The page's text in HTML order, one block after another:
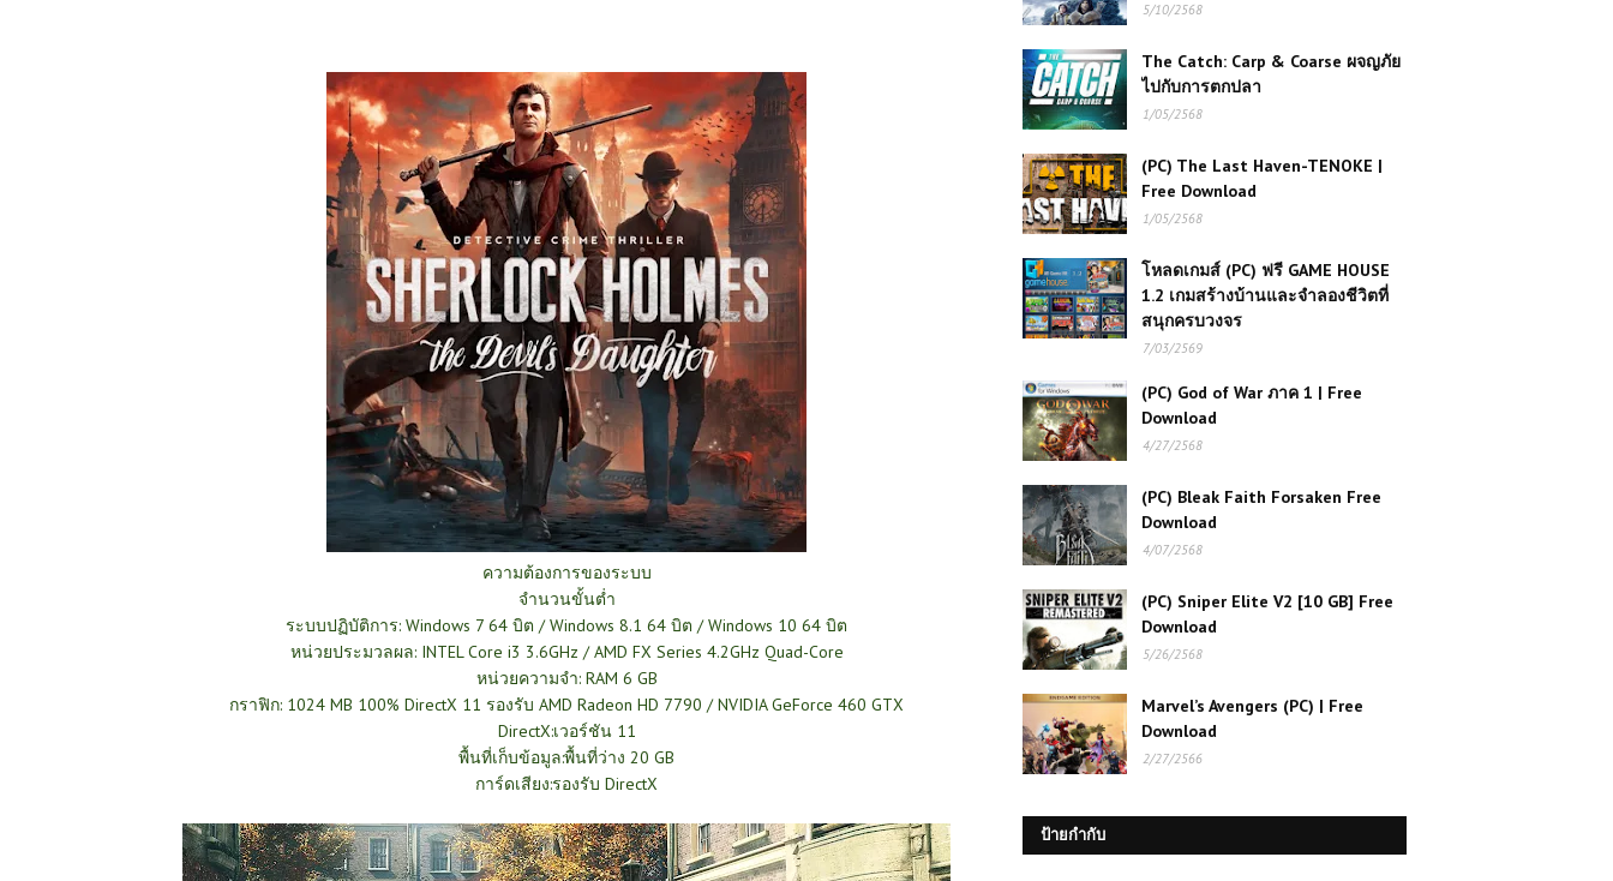
ความต้องการของระบบ
จำนวนขั้นต่ำ
ระบบปฏิบัติการ: Windows 7 64 บิต / Windows 8.1 64 บิต / Windows 10 64 บิต
หน่วยประมวลผล: INTEL Core i3 3.6GHz / AMD FX Series 4.2GHz Quad-Core
หน่วยความจำ: RAM 6 GB
กราฟิก: 1024 MB 100% DirectX 11 รองรับ AMD Radeon HD 7790 / NVIDIA GeForce 460 GTX
DirectX:เวอร์ชัน 11
พื้นที่เก็บข้อมูล:พื้นที่ว่าง 20 GB
การ์ดเสียง:รองรับ DirectX
5/10/2568
The Catch: Carp & Coarse ผจญภัย
ไปกับการตกปลา
1/05/2568
(PC) The Last Haven-TENOKE |
Free Download
1/05/2568
โหลดเกมส์ (PC) ฟรี GAME HOUSE
1.2 เกมสร้างบ้านและจำลองชีวิตที่
สนุกครบวงจร
7/03/2569
(PC) God of War ภาค 1 | Free
Download
4/27/2568
(PC) Bleak Faith Forsaken Free
Download
4/07/2568
(PC) Sniper Elite V2 [10 GB] Free
Download
5/26/2568
Marvel’s Avengers (PC) | Free
Download
2/27/2566
ป้ายกำกับ